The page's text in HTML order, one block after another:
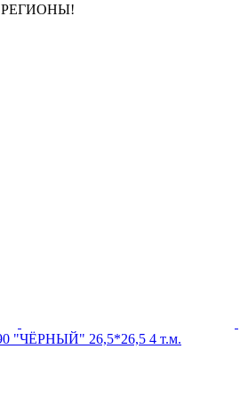
"ЧЁРНЫЙ" 26,5*26,5 4 т.м.